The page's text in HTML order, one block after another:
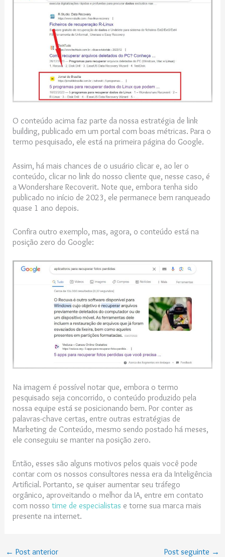
O conteúdo acima faz parte da nossa estratégia de link
building, publicado em um portal com boas métricas. Para o
termo pesquisado, ele está na primeira página do Google.
Assim, há mais chances de o usuário clicar e, ao ler o
conteúdo, clicar no link do nosso cliente que, nesse caso, é
a Wondershare Recoverit. Note que, embora tenha sido
publicado no início de 2023, ele permanece bem ranqueado
quase 1 ano depois.
Confira outro exemplo, mas, agora, o conteúdo está na
posição zero do Google:
Na imagem é possível notar que, embora o termo
pesquisado seja concorrido, o conteúdo produzido pela
nossa equipe está se posicionando bem. Por conter as
palavras-chave certas, entre outras estratégias de
Marketing de Conteúdo, mesmo sendo postado há meses,
ele conseguiu se manter na posição zero.
Então, esses são alguns motivos pelos quais você pode
contar com os nossos consultores nessa era da Inteligência
Artificial. Portanto, se quiser aumentar seu tráfego
orgânico, aproveitando o melhor da IA, entre em contato
com nossotime de especialistas e torne sua marca mais
presente na internet.
← Post anterior Post seguinte →